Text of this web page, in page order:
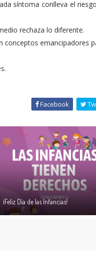
síntoma conlleva el
rechaza lo diferente.
emancipadores
Facebook
¡Feliz Día de las Infancias!